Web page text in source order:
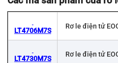
LT4706M7S
Rơ le điện tử
LT4730M7S
Rơ le điện tử